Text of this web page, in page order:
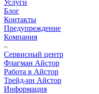
Услуги
Блог
Контакты
Предупреждение
Компания
Сервисный центр
Флагман Айстор
Работа в Айстор
Трейд-ин Айстор
Информация